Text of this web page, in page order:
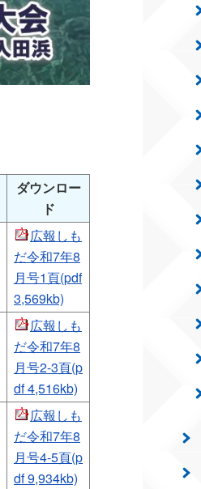
ダウンロー
ド
広報しも
だ令和7年8
月号1頁(pdf
3,569kb)
広報しも
だ令和7年8
月号2-3頁(p
df 4,516kb)
広報しも
だ令和7年8
月号4-5頁(p
df 9,934kb)